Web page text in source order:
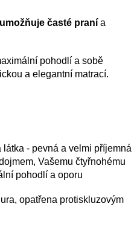
umožňuje časté praní a
pohodlí a sobě
a elegantní matrací.
látka - pevná a velmi příjemná
Vašemu čtyřnohému
pohodlí a oporu
opatřena protiskluzovým